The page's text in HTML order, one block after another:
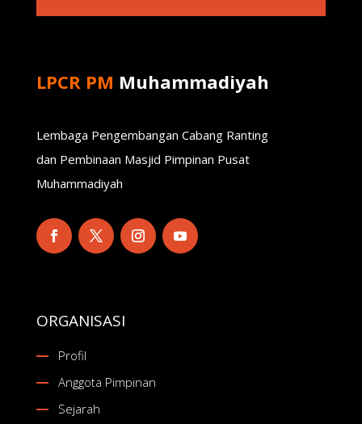
LPCR PM Muhammadiyah
Lembaga Pengembangan Cabang Ranting
dan Pembinaan Masjid Pimpinan Pusat
Muhammadiyah
ORGANISASI
Profil
Anggota Pimpinan
Sejarah